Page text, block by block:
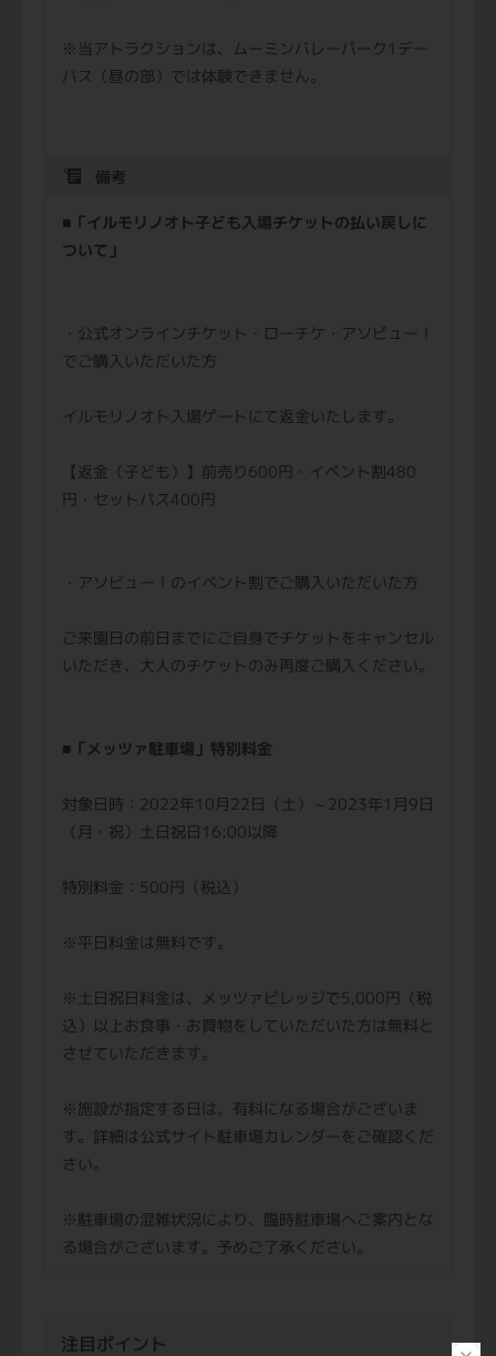
※当アトラクションは、ムーミンバレーパーク1デー
パス（昼の部）では体験できません。
備考
■「イルモリノオト子ども入場チケットの払い戻しに
ついて」
・公式オンラインチケット・ローチケ・アソビュー！
でご購入いただいた方
イルモリノオト入場ゲートにて返金いたします。
【返金（子ども）】前売り600円・イベント割480
円・セットパス400円
・アソビュー！のイベント割でご購入いただいた方
ご来園日の前日までにご自身でチケットをキャンセル
いただき、大人のチケットのみ再度ご購入ください。
■ 「メッツァ駐車場」特別料金
対象日時：2022年10月22日（土）～2023年1月9日
（月・祝）土日祝日16:00以降
特別料金：500円（税込）
※平日料金は無料です。
※土日祝日料金は、メッツァビレッジで5,000円（税
込）以上お食事・お買物をしていただいた方は無料と
させていただきます。
※施設が指定する日は、有料になる場合がございま
す。詳細は公式サイト駐車場カレンダーをご確認くだ
さい。
※駐車場の混雑状況により、臨時駐車場へご案内とな
る場合がございます。予めご了承ください。
注目ポイント